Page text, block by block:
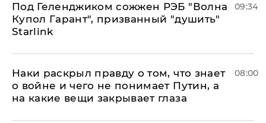
Под Геленджиком сожжен РЭБ "Волна
Купол Гарант", призванный "душить"
Starlink
09:34
Наки раскрыл правду о том, что знает
о войне и чего не понимает Путин, а
на какие вещи закрывает глаза
08:00